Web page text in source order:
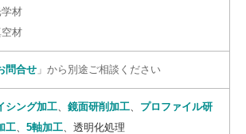
材
材
問合せ 」から別途ご相談ください
シング加工、 鏡面研削加工、 プロファイル研
工、 5軸加工、透明化処理